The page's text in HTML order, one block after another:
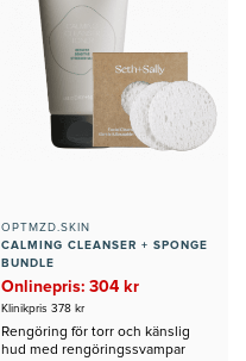
OPTMZD.SKIN
CALMING CLEANSER + SPONGE
BUNDLE
Onlinepris: 304 kr
Klinikpris 378 kr
Rengöring för torr och känslig
hud med rengöringssvampar